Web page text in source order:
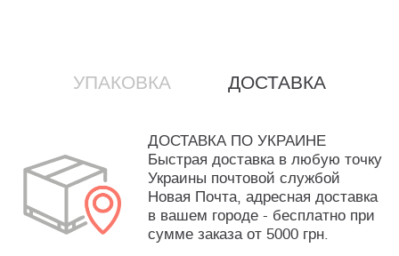
УПАКОВКА ДОСТАВКА
ДОСТАВКА ПО УКРАИНЕ
Быстрая доставка в любую точку
Украины почтовой службой
Новая Почта, адресная доставка
в вашем городе - бесплатно при
сумме заказа от 5000 грн.